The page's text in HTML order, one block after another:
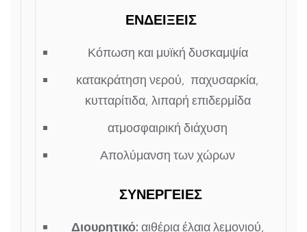
ΕΝΔΕΙΞΕΙΣ
Κόπωση και μυϊκή δυσκαμψία
κατακράτηση νερού, παχυσαρκία,
κυτταρίτιδα, λιπαρή επιδερμίδα
ατμοσφαιρική διάχυση
Απολύμανση των χώρων
ΣΥΝΕΡΓΕΙΕΣ
Διουρητικό: αιθέρια έλαια λεμονιού,